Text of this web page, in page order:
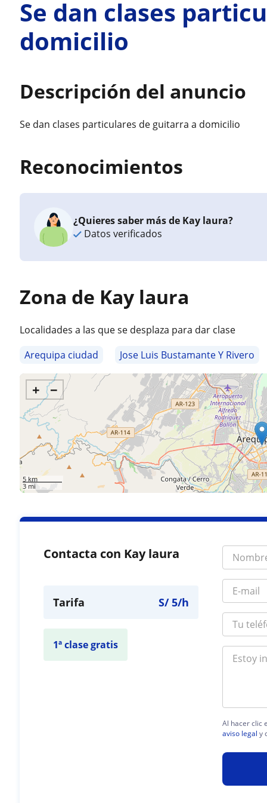
Se dan clases
domicilio
Descripción del anuncio
Se dan clases particulares de guitarra a domicilio
Reconocimientos
¿Quieres saber más de Kay laura?
Datos verificados
Zona de Kay laura
Localidades a las que se desplaza para dar clase
Arequipa ciudad
Jose Luis Bustamante Y Rivero
+ −
5 km
3 mi
Contacta con Kay laura
Tarifa S/5/h
1ª clase gratis
Al hacer clic
aviso legal y